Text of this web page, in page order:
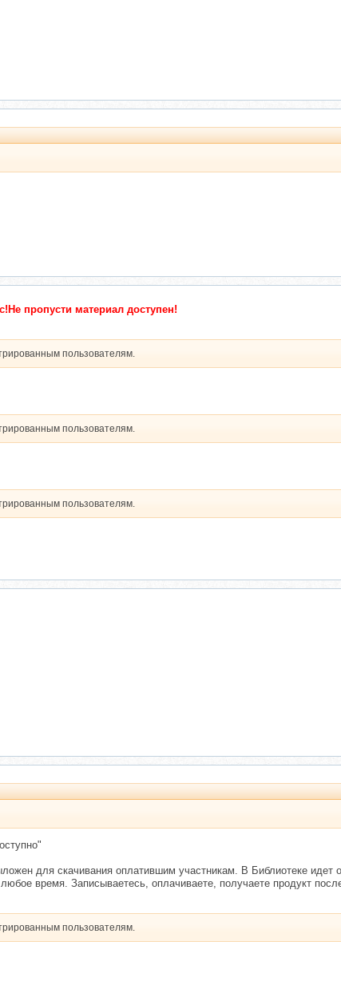
пропусти материал доступен!
пользователям.
пользователям.
пользователям.
для скачивания оплатившим участникам. В Библиотеке идет
время. Записываетесь, оплачиваете, получаете продукт
пользователям.